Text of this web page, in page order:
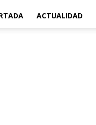
ACTUALIDAD